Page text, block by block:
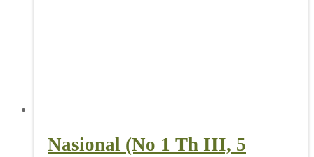
Nasional (No 1 Th III, 5